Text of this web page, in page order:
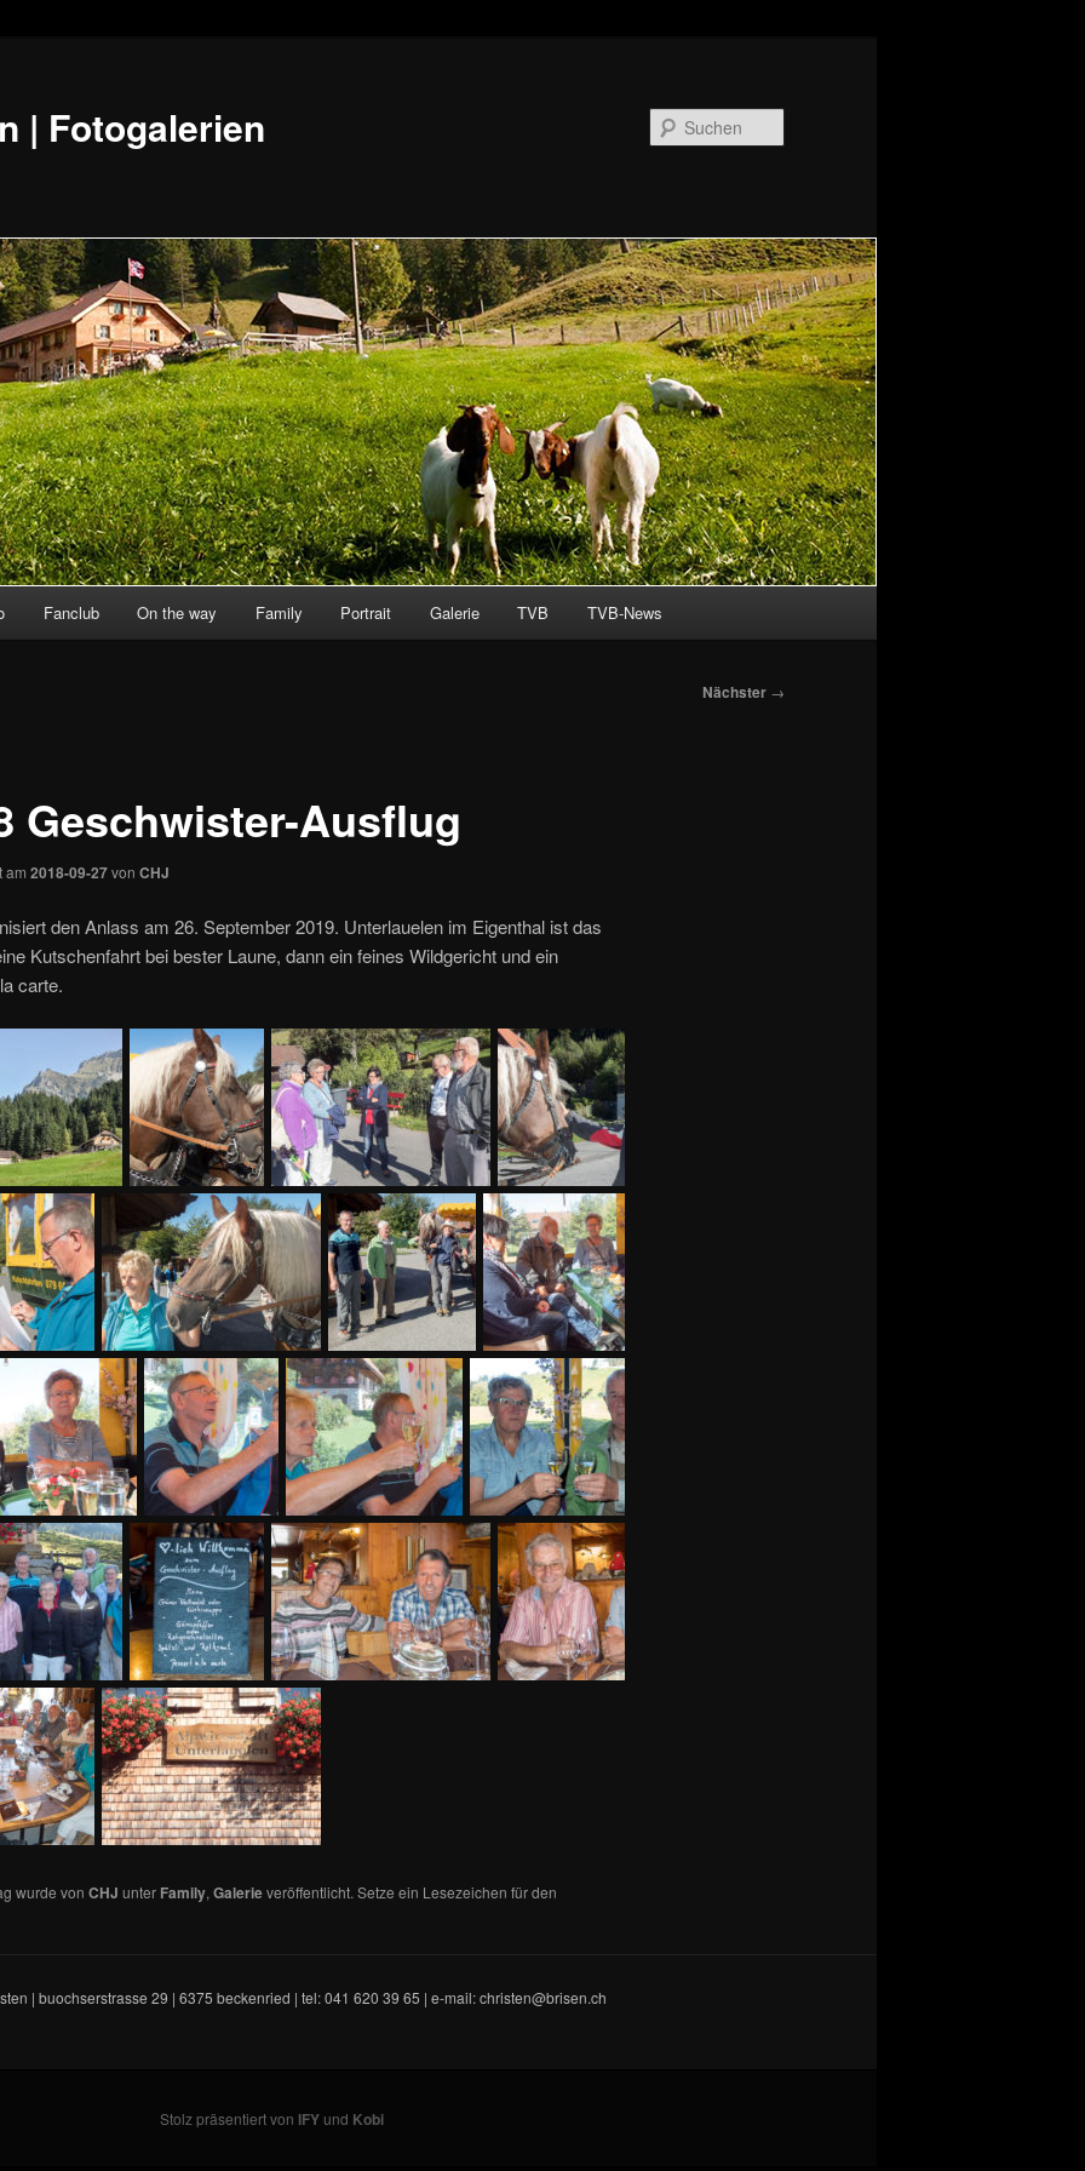
| Fotogalerien
Fanclub On the way Family Portrait Galerie TVB TVB-News
Nächster →
Geschwister-Ausflug
am 2018-09-27von CHJ
den Anlass am 26. September 2019. Unterlauelen im Eigenthal ist das
Kutschenfahrt bei bester Laune, dann ein feines Wildgericht und ein
carte.
wurde von CHJ unter Family, Galerieveröffentlicht. Setze ein Lesezeichen für den
| buochserstrasse 29 | 6375 beckenried | tel: 041 620 39 65 | e-mail: christen@brisen.ch
Stolz präsentiert von IFYund Kobi